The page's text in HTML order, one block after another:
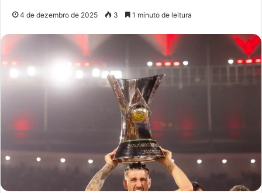
4 de dezembro de 2025 3 1 minuto de leitura